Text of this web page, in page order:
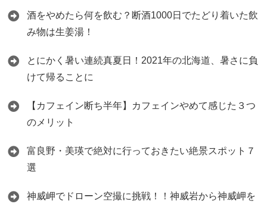
酒をやめたら何を飲む？断酒1000日でたどり着いた飲
み物は生姜湯！
とにかく暑い連続真夏日！2021年の北海道、暑さに負
けて帰ることに
【カフェイン断ち半年】カフェインやめて感じた３つ
のメリット
富良野・美瑛で絶対に行っておきたい絶景スポット７
選
神威岬でドローン空撮に挑戦！！神威岩から神威岬を